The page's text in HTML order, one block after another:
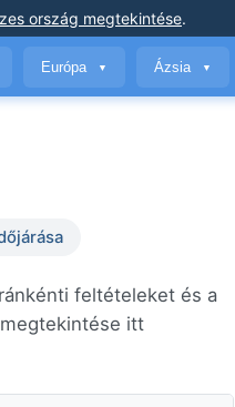
ország megtekintése.
Európa ▼ Ázsia ▼
feltételeket és a
itt